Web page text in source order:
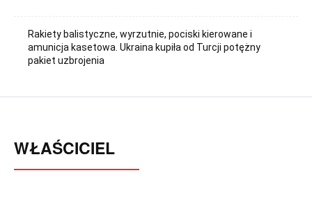
Rakiety balistyczne, wyrzutnie, pociski kierowane i
amunicja kasetowa. Ukraina kupiła od Turcji potężny
pakiet uzbrojenia
WŁAŚCICIEL